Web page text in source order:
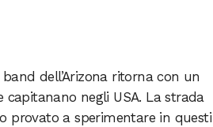
dell’Arizona ritorna con un
capitanano negli USA. La strada
provato a sperimentare in questi